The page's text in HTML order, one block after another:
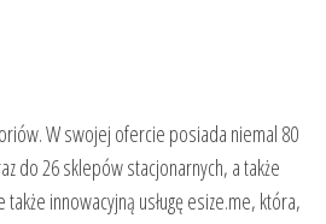
W swojej ofercie posiada niemal 80
do 26 sklepów stacjonarnych, a także
innowacyjną usługę esize.me, która,